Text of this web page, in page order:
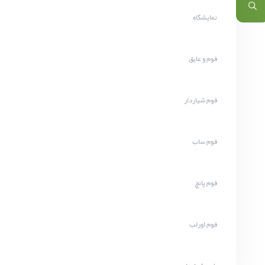
نمایشگاه
فوم و عایق
فوم شیاردار
فوم ساب
فوم پانچ
فوم اورلب